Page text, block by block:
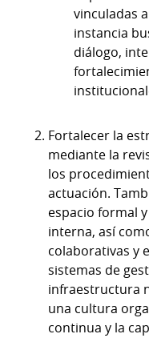
vinculadas
instancia
diálogo,
Fortalecer la
mediante la
los
actuación.
espacio formal
interna, así
colaborativas y
sistemas de
infraestructura
una cultura
continua y la